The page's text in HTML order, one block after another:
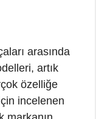
arasında
artık
özelliğe
incelenen